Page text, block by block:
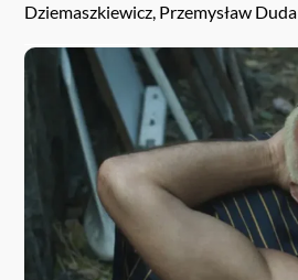
Dziemaszkiewicz, Przemysław Duda